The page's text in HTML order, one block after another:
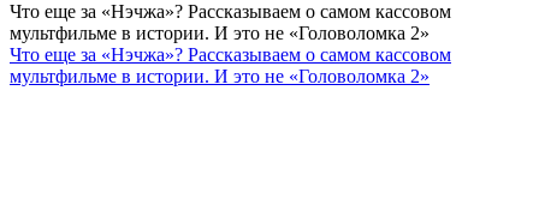
Что еще за «Нэчжа»? Рассказываем о самом кассовом
мультфильме в истории. И это не «Головоломка 2»
Что еще за «Нэчжа»? Рассказываем о самом кассовом
мультфильме в истории. И это не «Головоломка 2»